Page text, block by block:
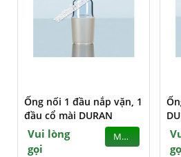
Ống nối 1 đầu nắp vặn, 1
đầu cổ mài DURAN
Vui lòng
gọi
MUA